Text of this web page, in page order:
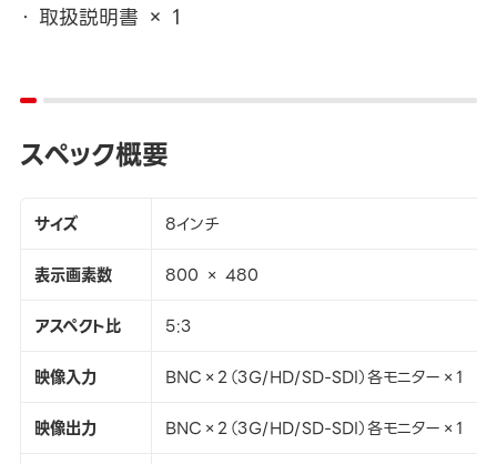
取扱説明書 × 1
スペック概要
サイズ
8インチ
表示画素数
800 × 480
アスペクト比
5:3
映像入力
BNC×2（3G/HD/SD-SDI）各モニター×1
映像出力
BNC×2（3G/HD/SD-SDI）各モニター×1